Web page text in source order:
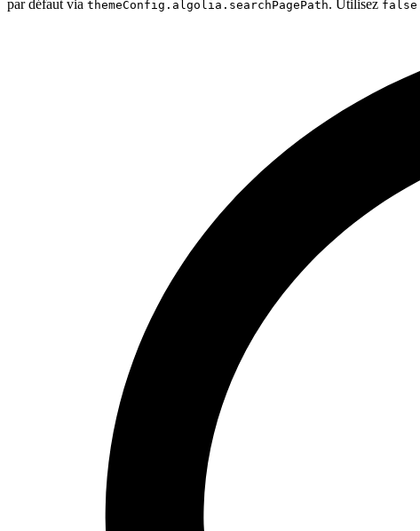
par défaut via themeConfig.algolia.searchPagePath. Utilisez false